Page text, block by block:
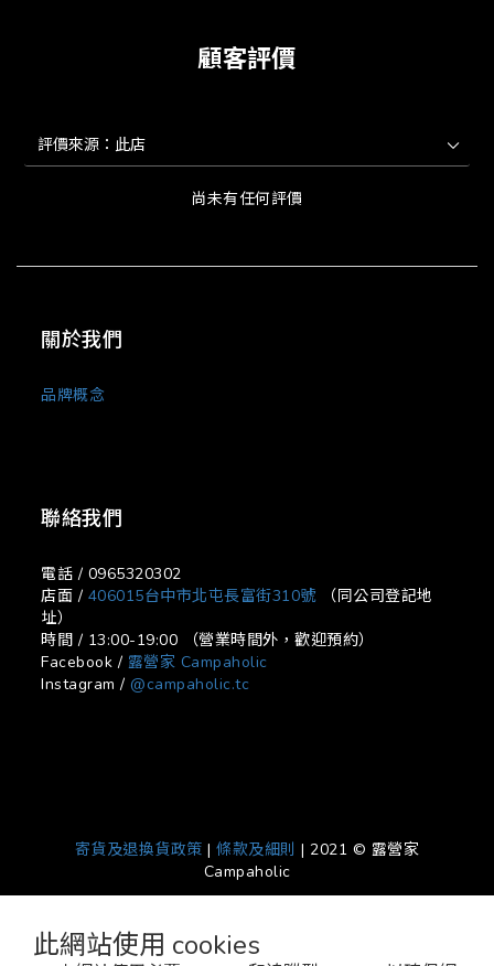
此網站使用 cookies
顧客評價
尚未有任何評價
關於我們
品牌概念
聯絡我們
電話 / 0965320302
店面 / 406015台中市北屯長富街310號（同公司登記地
址）
時間 / 13:00-19:00 （營業時間外，歡迎預約）
Facebook / 露營家 Campaholic
Instagram / @campaholic.tc
寄貨及退換貨政策 |條款及細則 | 2021 © 露營家
Campaholic